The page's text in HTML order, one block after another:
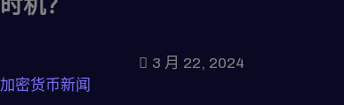
时机？
3 月 22, 2024
加密货币新闻